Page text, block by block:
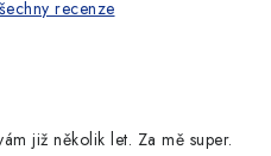
recenze
již několik let. Za mě super.